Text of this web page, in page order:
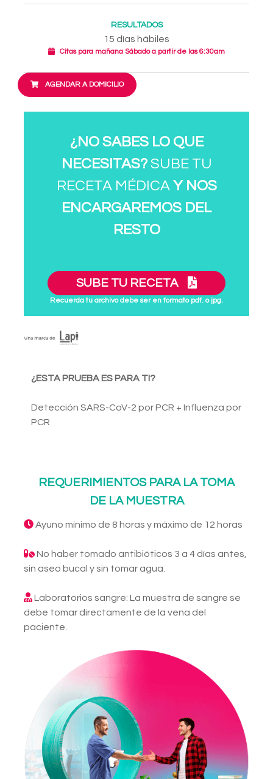
RESULTADOS
15 días hábiles
Citas para mañana Sábado a partir de las 6:30am
AGENDAR A DOMICILIO
¿NO SABES LO QUE
NECESITAS?SUBE TU
RECETA MÉDICA Y NOS
ENCARGAREMOS DEL
RESTO
SUBE TU RECETA
Recuerda tu archivo debe ser en formato pdf. o jpg.
¿ESTA PRUEBA ES PARA TI?
Detección SARS-CoV-2 por PCR + Influenza por
PCR
REQUERIMIENTOS PARA LA TOMA
DE LA MUESTRA
Ayuno mínimo de 8 horas y máximo de 12 horas
No haber tomado antibióticos 3 a 4 días antes,
sin aseo bucal y sin tomar agua.
Laboratorios sangre: La muestra de sangre se
debe tomar directamente de la vena del
paciente.